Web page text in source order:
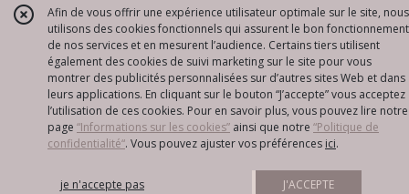
Afin de vous offrir une expérience utilisateur optimale sur le site, nous
utilisons des cookies fonctionnels qui assurent le bon fonctionnement
de nos services et en mesurent l’audience. Certains tiers utilisent
également des cookies de suivi marketing sur le site pour vous
montrer des publicités personnalisées sur d’autres sites Web et dans
leurs applications. En cliquant sur le bouton “J’accepte” vous acceptez
l’utilisation de ces cookies. Pour en savoir plus, vous pouvez lire notre
page “Informations sur les cookies” ainsi que notre “Politique de
confidentialité“. Vous pouvez ajuster vos préférences ici.
je n'accepte pas J'ACCEPTE